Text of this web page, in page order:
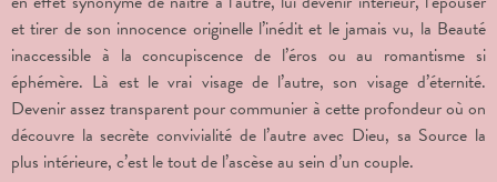
et tirer de son innocence originelle l’inédit et le jamais vu, la Beauté
inaccessible à la concupiscence de l’éros ou au romantisme si
éphémère. Là est le vrai visage de l’autre, son visage d’éternité.
Devenir assez transparent pour communier à cette profondeur où on
découvre la secrète convivialité de l’autre avec Dieu, sa Source la
plus intérieure, c’est le tout de l’ascèse au sein d’un couple.